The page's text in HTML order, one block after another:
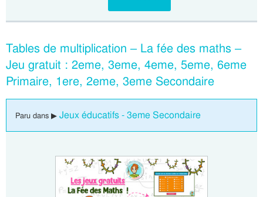
Tables de multiplication – La fée des maths –
Jeu gratuit : 2eme, 3eme, 4eme, 5eme, 6eme
Primaire, 1ere, 2eme, 3eme Secondaire
Paru dans ▶ Jeux éducatifs - 3eme Secondaire